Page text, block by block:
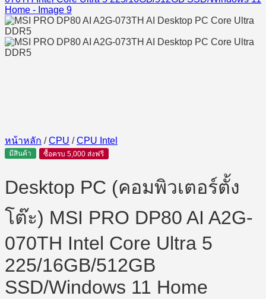
หน้าหลัก / CPU / CPU Intel
มีสินค้า ซื้อครบ 5,000 ส่งฟรี
Desktop PC (คอมพิวเตอร์ตั้ง
โต๊ะ) MSI PRO DP80 AI A2G-
070TH Intel Core Ultra 5
225/16GB/512GB
SSD/Windows 11 Home